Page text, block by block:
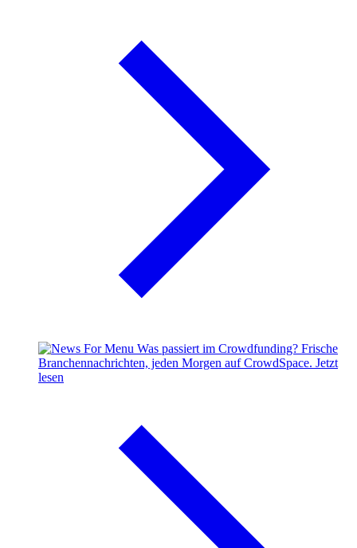
Was passiert im Crowdfunding? Frische
Branchennachrichten, jeden Morgen auf CrowdSpace. Jetzt
lesen